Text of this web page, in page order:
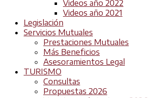
Videos año 2022
Videos año 2021
Legislación
Servicios Mutuales
Prestaciones Mutuales
Más Beneficios
Asesoramientos Legal
TURISMO
Consultas
Propuestas 2026